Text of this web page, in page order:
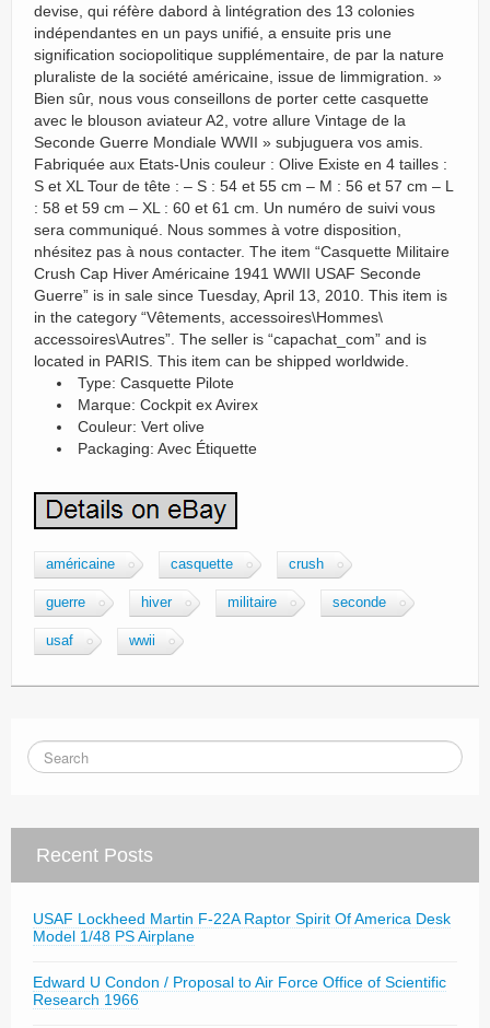
devise, qui réfère dabord à lintégration des 13 colonies
indépendantes en un pays unifié, a ensuite pris une
signification sociopolitique supplémentaire, de par la nature
pluraliste de la société américaine, issue de limmigration. »
Bien sûr, nous vous conseillons de porter cette casquette
avec le blouson aviateur A2, votre allure Vintage de la
Seconde Guerre Mondiale WWII » subjuguera vos amis.
Fabriquée aux Etats-Unis couleur : Olive Existe en 4 tailles :
S et XL Tour de tête : – S : 54 et 55 cm – M : 56 et 57 cm – L
: 58 et 59 cm – XL : 60 et 61 cm. Un numéro de suivi vous
sera communiqué. Nous sommes à votre disposition,
nhésitez pas à nous contacter. The item “Casquette Militaire
Crush Cap Hiver Américaine 1941 WWII USAF Seconde
Guerre” is in sale since Tuesday, April 13, 2010. This item is
in the category “Vêtements, accessoires\Hommes\
accessoires\Autres”. The seller is “capachat_com” and is
located in PARIS. This item can be shipped worldwide.
Type: Casquette Pilote
Marque: Cockpit ex Avirex
Couleur: Vert olive
Packaging: Avec Étiquette
américaine casquette crush
guerre hiver militaire seconde
usaf wwii
Recent Posts
USAF Lockheed Martin F-22A Raptor Spirit Of America Desk
Model 1/48 PS Airplane
Edward U Condon / Proposal to Air Force Office of Scientific
Research 1966